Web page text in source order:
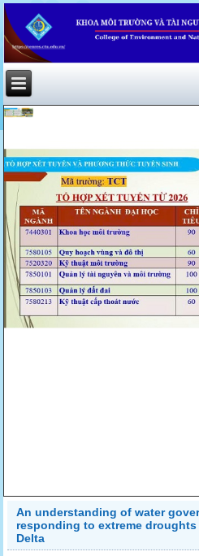
An understanding of water
responding to extreme
Delta